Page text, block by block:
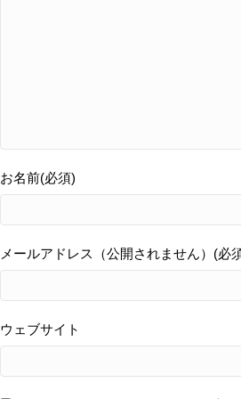
お名前(必須)
メールアドレス（公開されません）(必
ウェブサイト